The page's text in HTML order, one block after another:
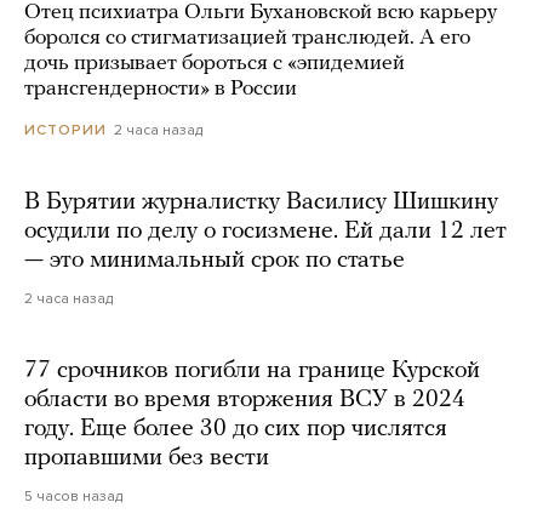
Отец психиатра Ольги Бухановской всю карьеру
боролся со стигматизацией транслюдей. А его
дочь призывает бороться с «эпидемией
трансгендерности» в России
ИСТОРИИ 2 часа назад
В Бурятии журналистку Василису Шишкину
осудили по делу о госизмене. Ей дали 12 лет
— это минимальный срок по статье
2 часа назад
77 срочников погибли на границе Курской
области во время вторжения ВСУ в 2024
году. Еще более 30 до сих пор числятся
пропавшими без вести
5 часов назад